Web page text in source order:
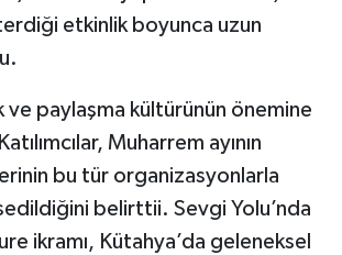
etkinlik boyunca uzun
ve paylaşma kültürünün önemine
Muharrem ayının
bu tür organizasyonlarla
belirttii. Sevgi Yolu’nda
ikramı, Kütahya’da geleneksel